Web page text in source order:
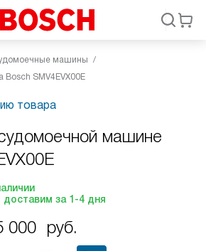
машины
SMV4EVX00E
товара
машине
доставим за 1-4 дня
000 руб.